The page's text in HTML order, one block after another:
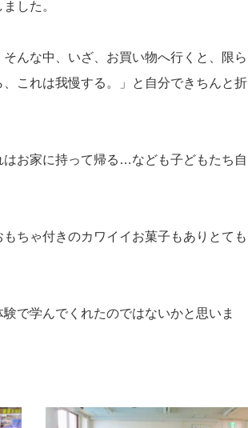
した。
んな中、いざ、お買い物へ行くと、限ら
これは我慢する。」と自分できちんと折
お家に持って帰る…なども子どもたち自
ちゃ付きのカワイイお菓子もありとても
で学んでくれたのではないかと思いま